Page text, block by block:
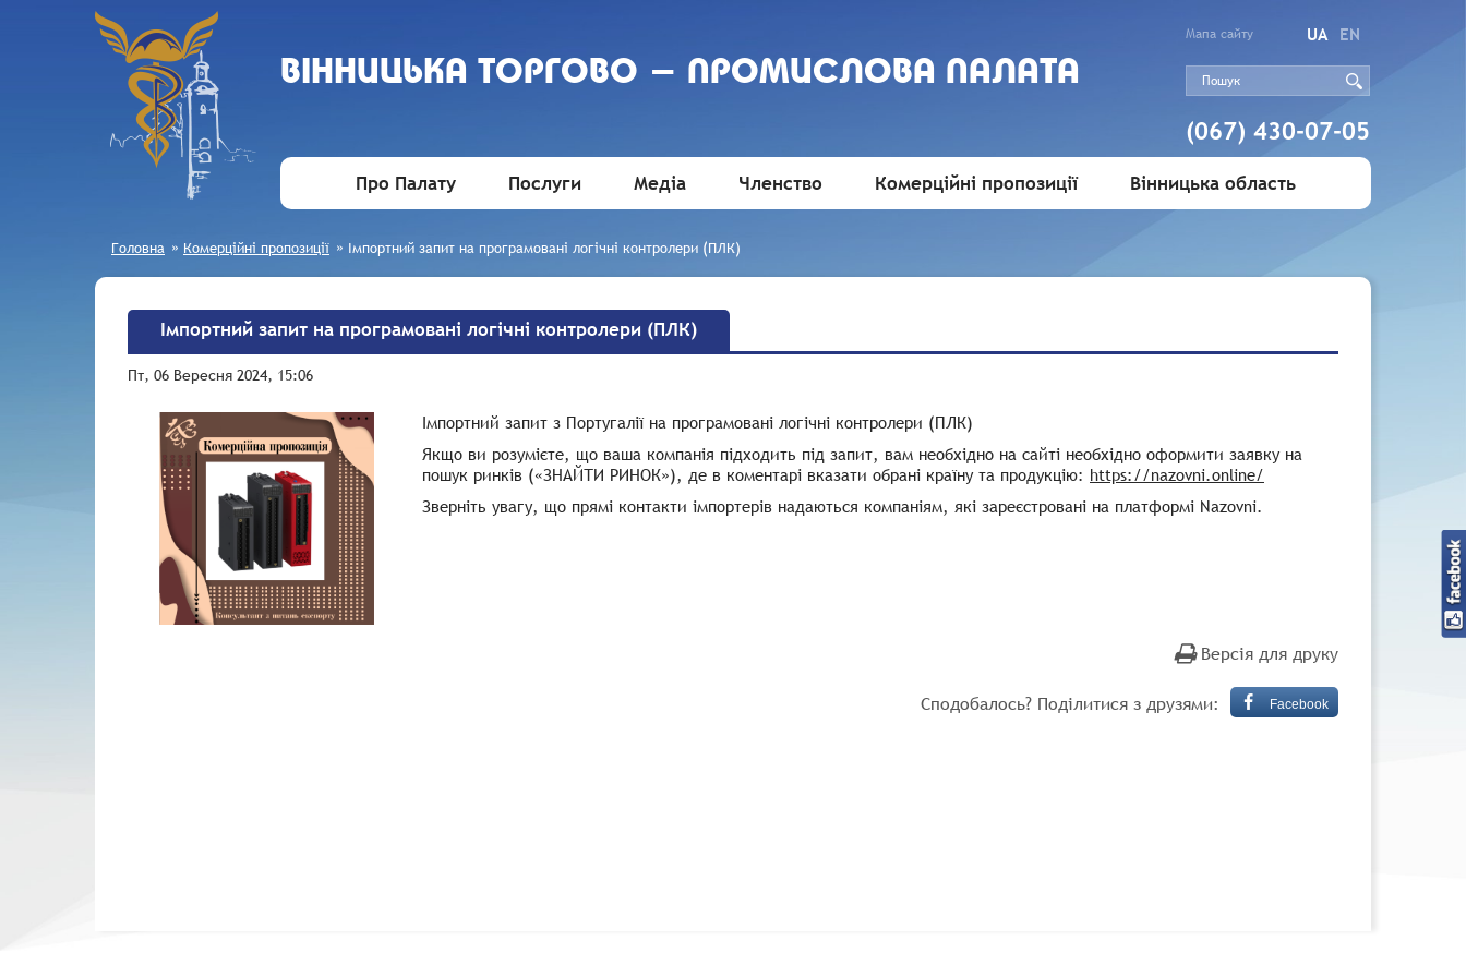
ВIННИЦЬКА ТОРГОВО - ПРОМИСЛОВА ПАЛАТА
Мапа сайту UA EN
(067) 430-07-05
Про Палату Послуги Медіа Членство Комерційні пропозиції Вінницька область
Головна » Комерційні пропозиції » Імпортний запит на програмовані логічні контролери (ПЛК)
Імпортний запит на програмовані логічні контролери (ПЛК)
Пт, 06 Вересня 2024, 15:06
Імпортний запит з Португалії на програмовані логічні контролери (ПЛК)
Якщо ви розумієте, що ваша компанія підходить під запит, вам необхідно на сайті необхідно оформити заявку на
пошук ринків («ЗНАЙТИ РИНОК»), де в коментарі вказати обрані країну та продукцію: https://nazovni.online/
Зверніть увагу, що прямі контакти імпортерів надаються компаніям, які зареєстровані на платформі Nazovni.
Версія для друку
Сподобалось? Поділитися з друзями: Facebook